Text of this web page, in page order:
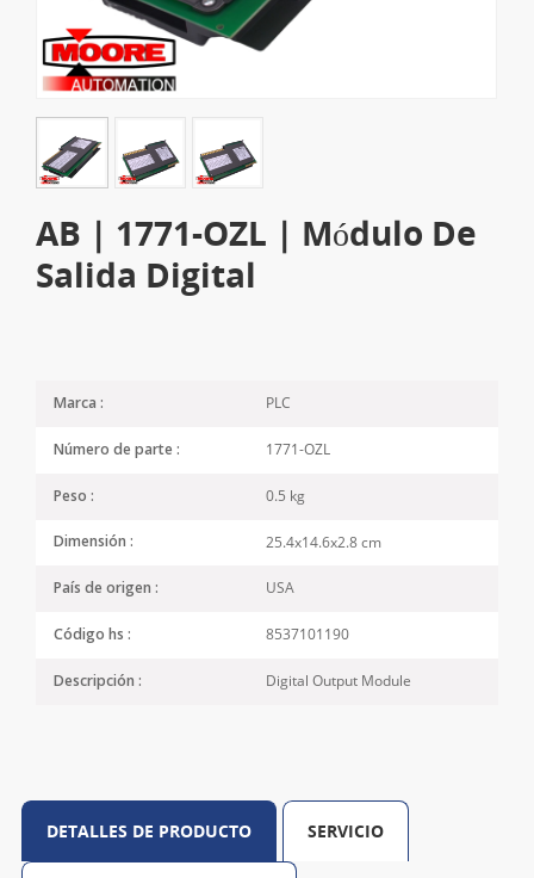
AB | 1771-OZL | Módulo De
Salida Digital
Marca : PLC
Número de parte : 1771-OZL
Peso : 0.5 kg
Dimensión : 25.4x14.6x2.8 cm
País de origen : USA
Código hs : 8537101190
Descripción : Digital Output Module
DETALLES DE PRODUCTO SERVICIO